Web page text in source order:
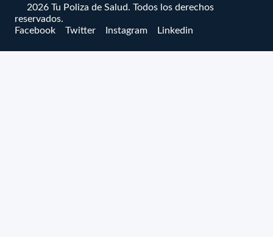
© 2026 Tu Poliza de Salud. Todos los derechos
reservados.
Facebook
Twitter Instagram Linkedin